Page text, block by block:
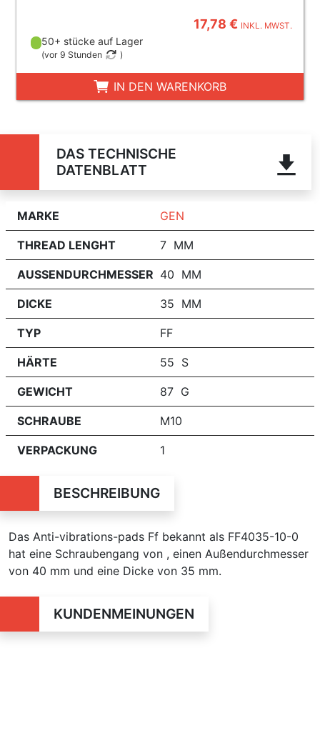
17,78 € INKL. MWST.
50+ stücke auf Lager
(vor 9 Stunden )
IN DEN WARENKORB
DAS TECHNISCHE
DATENBLATT
MARKE GEN
THREAD LENGHT 7 MM
AUSSENDURCHMESSER 40 MM
DICKE 35 MM
TYP FF
HÄRTE 55 S
GEWICHT 87 G
SCHRAUBE M10
VERPACKUNG 1
BESCHREIBUNG
Das Anti-vibrations-pads Ff bekannt als FF4035-10-0
hat eine Schraubengang von , einen Außendurchmesser
von 40 mm und eine Dicke von 35 mm.
KUNDENMEINUNGEN